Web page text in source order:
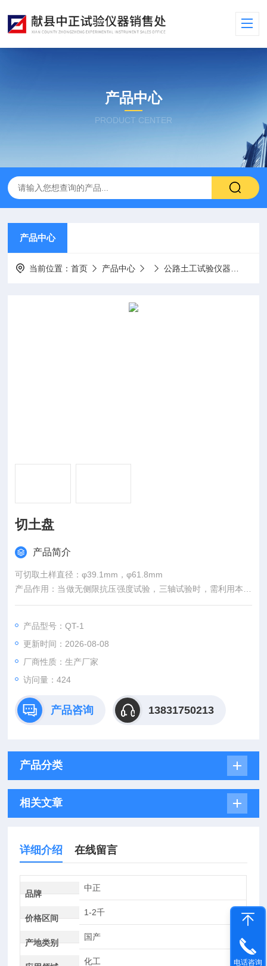
产品中心
PRODUCT CENTER
产品中心
当前位置：首页 产品中心 公路土工试验仪器
切土盘
产品简介
可切取土样直径：φ39.1mm，φ61.8mm
产品作用：当做无侧限抗压强度试验，三轴试验时，需利用本切
土盘将试样切成要求直径。下钉盘底部装有钢珠使其转动灵活。
产品型号：QT-1
更新时间：2026-08-08
厂商性质：生产厂家
访问量：424
产品咨询 13831750213
产品分类
相关文章
详细介绍 在线留言
品牌
中正
价格区间
1-2千
产地类别
国产
化工 电话咨询